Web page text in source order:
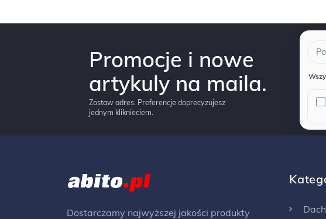
Promocje i nowe
artykuly na maila.
Zostaw adres. Preferencje doprecyzujesz
jednym kliknieciem.
Dostarczamy najwyższej jakości produkty